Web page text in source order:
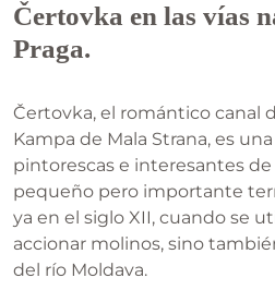
Čertovka en las vías
Praga.
Čertovka, el romántico canal
Kampa de Mala Strana, es
pintorescas e interesantes de
pequeño pero importante
ya en el siglo XII, cuando se
accionar molinos, sino
del río Moldava.